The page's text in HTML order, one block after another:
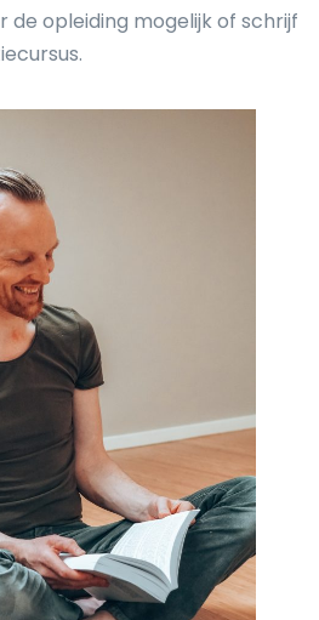
de opleiding mogelijk of schrijf